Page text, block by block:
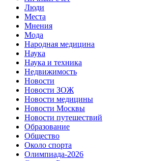
Люди
Места
Мнения
Мода
Народная медицина
Наука
Наука и техника
Недвижимость
Новости
Новости ЗОЖ
Новости медицины
Новости Москвы
Новости путешествий
Образование
Общество
Около спорта
Олимпиада-2026